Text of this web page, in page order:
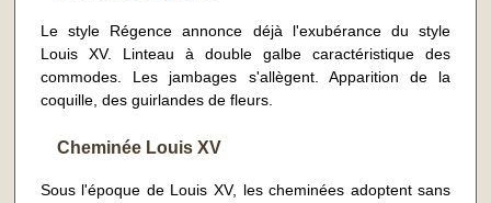
Le style Régence annonce déjà l'exubérance du style
Louis XV. Linteau à double galbe caractéristique des
commodes. Les jambages s'allègent. Apparition de la
coquille, des guirlandes de fleurs.
Cheminée Louis XV
Sous l'époque de Louis XV, les cheminées adoptent sans